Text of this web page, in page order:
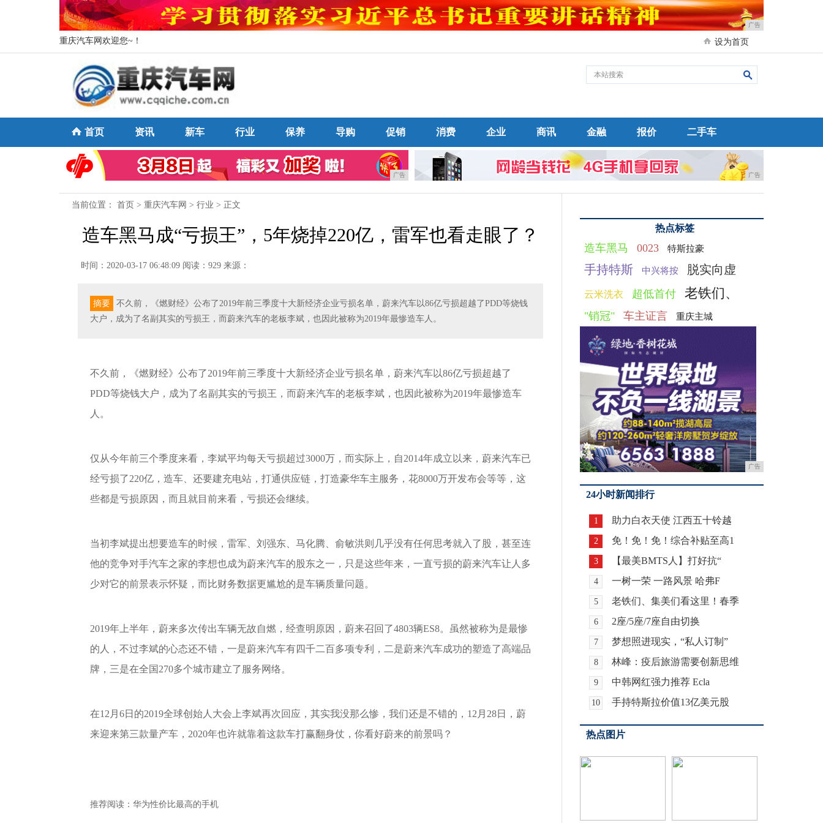
广告
重庆汽车网欢迎您~！ 设为首页
首页 资讯 新车 行业 保养 导购 促销 消费 企业 商讯 金融 报价 二手车
广告 广告
当前位置： 首页 > 重庆汽车网 > 行业 > 正文
造车黑马成“亏损王”，5年烧掉220亿，雷军也看走眼了？
时间：2020-03-17 06:48:09 阅读：929 来源：
摘要
不久前，《燃财经》公布了2019年前三季度十大新经济企业亏损名单，蔚来汽车以86亿亏损超越了PDD等烧钱
大户，成为了名副其实的亏损王，而蔚来汽车的老板李斌，也因此被称为2019年最惨造车人。
不久前，《燃财经》公布了2019年前三季度十大新经济企业亏损名单，蔚来汽车以86亿亏损超越了
PDD等烧钱大户，成为了名副其实的亏损王，而蔚来汽车的老板李斌，也因此被称为2019年最惨造车
人。
仅从今年前三个季度来看，李斌平均每天亏损超过3000万，而实际上，自2014年成立以来，蔚来汽车已
经亏损了220亿，造车、还要建充电站，打通供应链，打造豪华车主服务，花8000万开发布会等等，这
些都是亏损原因，而且就目前来看，亏损还会继续。
当初李斌提出想要造车的时候，雷军、刘强东、马化腾、俞敏洪则几乎没有任何思考就入了股，甚至连
他的竞争对手汽车之家的李想也成为蔚来汽车的股东之一，只是这些年来，一直亏损的蔚来汽车让人多
少对它的前景表示怀疑，而比财务数据更尴尬的是车辆质量问题。
2019年上半年，蔚来多次传出车辆无故自燃，经查明原因，蔚来召回了4803辆ES8。虽然被称为是最惨
的人，不过李斌的心态还不错，一是蔚来汽车有四千二百多项专利，二是蔚来汽车成功的塑造了高端品
牌，三是在全国270多个城市建立了服务网络。
在12月6日的2019全球创始人大会上李斌再次回应，其实我没那么惨，我们还是不错的，12月28日，蔚
来迎来第三款量产车，2020年也许就靠着这款车打赢翻身仗，你看好蔚来的前景吗？
推荐阅读： 华为性价比最高的手机
热点标签
造车黑马 0023 特斯拉豪
手持特斯 中兴将按 脱实向虚
云米洗衣 超低首付 老铁们、
"销冠" 车主证言 重庆主城
广告
24小时新闻排行
1 助力白衣天使 江西五十铃越
2 免！免！免！综合补贴至高1
3 【最美BMTS人】打好抗“
4 一树一荣 一路风景 哈弗F
5 老铁们、集美们看这里！春季
6 2座/5座/7座自由切换
7 梦想照进现实，“私人订制”
8 林峰：疫后旅游需要创新思维
9 中韩网红强力推荐 Ecla
10 手持特斯拉价值13亿美元股
热点图片